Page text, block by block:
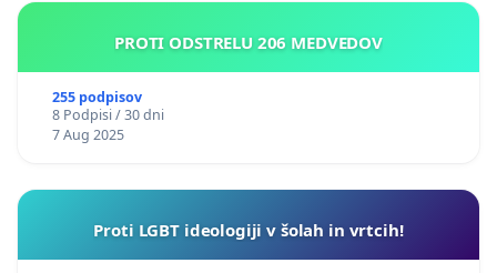
PROTI ODSTRELU 206 MEDVEDOV
255 podpisov
8 Podpisi / 30 dni
7 Aug 2025
Proti LGBT ideologiji v šolah in vrtcih!